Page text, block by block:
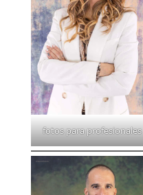
fotos para profesionales